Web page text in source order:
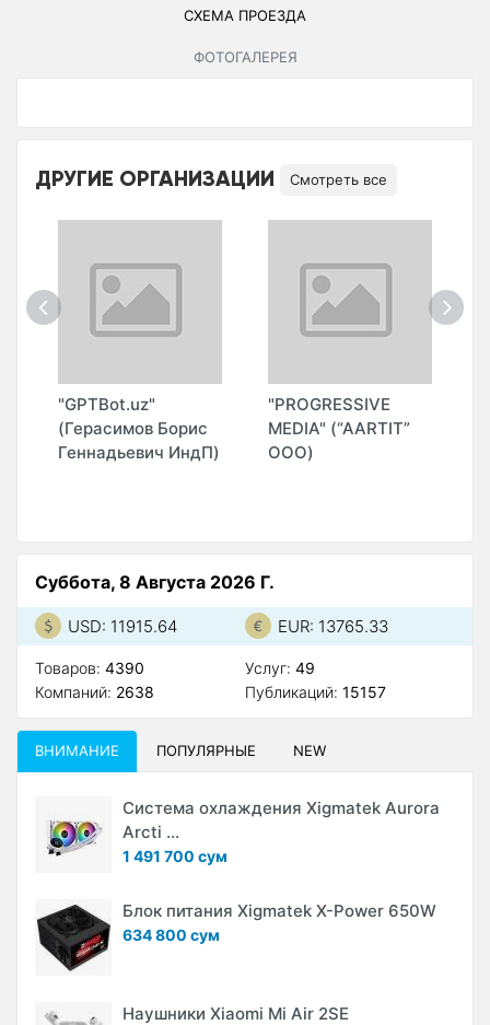
СХЕМА ПРОЕЗДА
ФОТОГАЛЕРЕЯ
ДРУГИЕ ОРГАНИЗАЦИИ Смотреть все
"GPTBot.uz"
(Герасимов Борис
Геннадьевич ИндП)
"PROGRESSIVE
MEDIA" (“AARTIT”
ООО)
Суббота, 8 Августа 2026 Г.
USD: 11915.64 EUR: 13765.33
Товаров: 4390
Компаний: 2638
Услуг: 49
Публикаций: 15157
ВНИМАНИЕ ПОПУЛЯРНЫЕ NEW
Система охлаждения Xigmatek Aurora
Arcti ...
1 491 700 сум
Блок питания Xigmatek X-Power 650W
634 800 сум
Наушники Xiaomi Mi Air 2SE